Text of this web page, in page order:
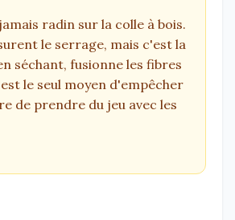
radin sur la colle à bois.
le serrage, mais c'est la
séchant, fusionne les fibres
le seul moyen d'empêcher
de prendre du jeu avec les